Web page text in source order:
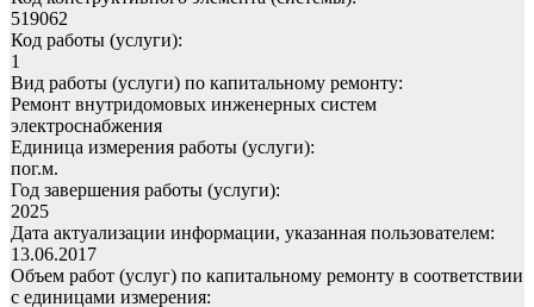
519062
Код работы (услуги):
1
Вид работы (услуги) по капитальному ремонту:
Ремонт внутридомовых инженерных систем
электроснабжения
Единица измерения работы (услуги):
пог.м.
Год завершения работы (услуги):
2025
Дата актуализации информации, указанная пользователем:
13.06.2017
Объем работ (услуг) по капитальному ремонту в соответствии
с единицами измерения: